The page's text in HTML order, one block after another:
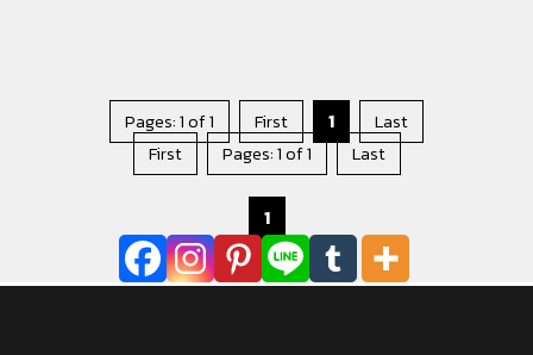
Pages: 1 of 1 First 1
Last
First
Pages: 1 of 1 Last
1